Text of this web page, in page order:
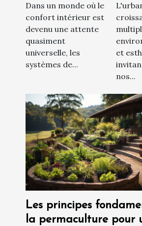
extérieur et le
confort
Dans un monde où le
confort intérieur est
devenu une attente
quasiment
universelle, les
systèmes de...
des
les
et
nos...
Les principes
la permaculture pour